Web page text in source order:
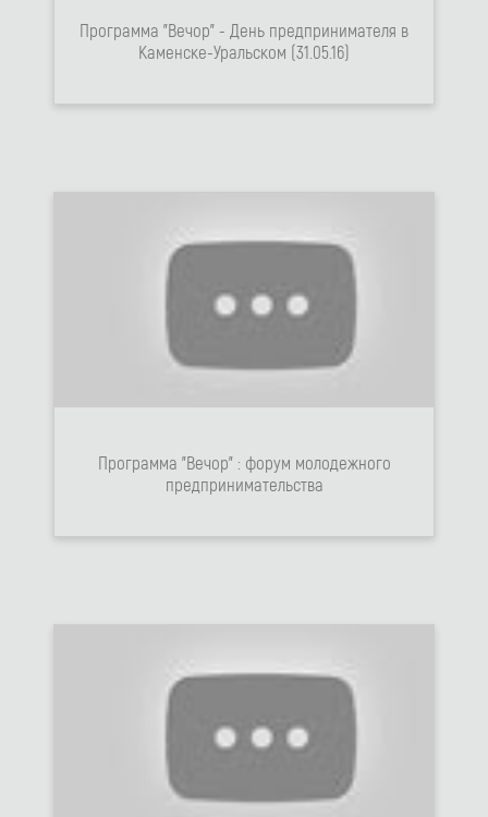
Программа "Вечор" - День предпринимателя в
Каменске-Уральском (31.05.16)
Программа "Вечор" : форум молодежного
предпринимательства